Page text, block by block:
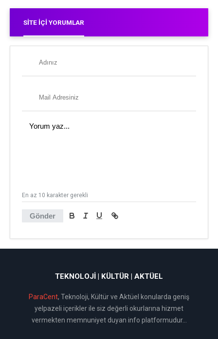
SITE İÇI YORUMLAR
Gönder
En az 10 karakter gerekli
TEKNOLOJI | KÜLTÜR | AKTÜEL
ParaCent, Teknoloji, Kültür ve Aktüel konularda geniş
yelpazeli içerikler ile siz değerli okurlarına hizmet
vermekten memnuniyet duyan info platformudur...